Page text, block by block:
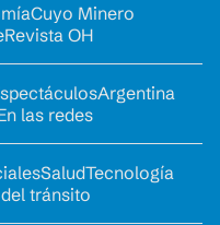
Cuyo Minero
Revista OH
Argentina
las redes
SaludTecnología
tránsito